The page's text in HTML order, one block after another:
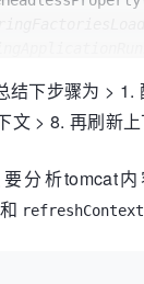
始启动事件
下步骤为 >
文 > 8. 再刷新
分析tomcat
和